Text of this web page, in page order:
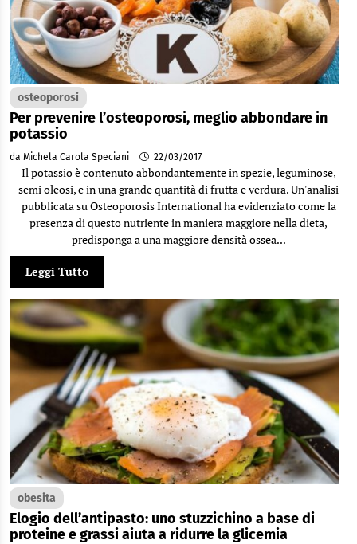
osteoporosi
Per prevenire l’osteoporosi, meglio abbondare in
potassio
da Michela Carola Speciani 22/03/2017
Il potassio è contenuto abbondantemente in spezie, leguminose,
semi oleosi, e in una grande quantità di frutta e verdura. Un'analisi
pubblicata su Osteoporosis International ha evidenziato come la
presenza di questo nutriente in maniera maggiore nella dieta,
predisponga a una maggiore densità ossea...
Leggi Tutto
obesita
Elogio dell’antipasto: uno stuzzichino a base di
proteine e grassi aiuta a ridurre la glicemia